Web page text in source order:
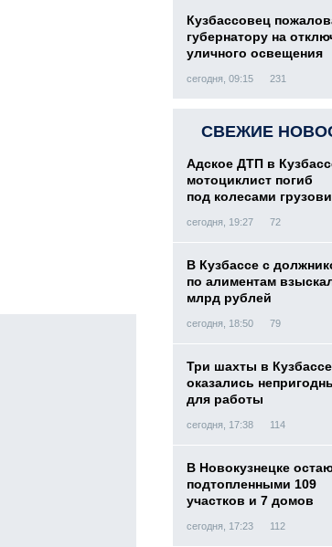
Кузбассовец
губернатору на
уличного освещения
сегодня, 09:15 231
СВЕЖИЕ
Адское ДТП в
мотоциклист погиб
под колесами
сегодня, 19:27 72
В Кузбассе с
по алиментам
млрд рублей
сегодня, 18:50 79
Три шахты в Кузбассе
оказались
для работы
сегодня, 17:38 114
В Новокузнецке
подтопленными 109
участков и 7 домов
сегодня, 17:23 112